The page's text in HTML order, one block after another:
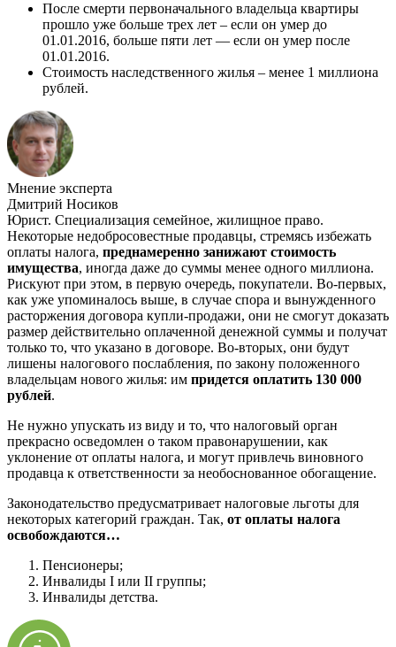
После смерти первоначального владельца квартиры
прошло уже больше трех лет – если он умер до
01.01.2016, больше пяти лет — если он умер после
01.01.2016.
Стоимость наследственного жилья – менее 1 миллиона
рублей.
Мнение эксперта
Дмитрий Носиков
Юрист. Специализация семейное, жилищное право.
Некоторые недобросовестные продавцы, стремясь избежать
оплаты налога, преднамеренно занижают стоимость
имущества, иногда даже до суммы менее одного миллиона.
Рискуют при этом, в первую очередь, покупатели. Во-первых,
как уже упоминалось выше, в случае спора и вынужденного
расторжения договора купли-продажи, они не смогут доказать
размер действительно оплаченной денежной суммы и получат
только то, что указано в договоре. Во-вторых, они будут
лишены налогового послабления, по закону положенного
владельцам нового жилья: им придется оплатить 130 000
рублей.
Не нужно упускать из виду и то, что налоговый орган
прекрасно осведомлен о таком правонарушении, как
уклонение от оплаты налога, и могут привлечь виновного
продавца к ответственности за необоснованное обогащение.
Законодательство предусматривает налоговые льготы для
некоторых категорий граждан. Так, от оплаты налога
освобождаются…
Пенсионеры;
Инвалиды I или II группы;
Инвалиды детства.